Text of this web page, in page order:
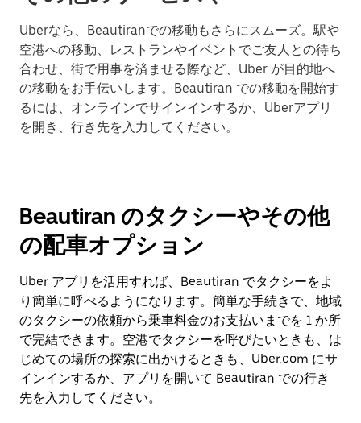
Uberなら、Beautiranでの移動もさらにスムーズ。駅や
空港への移動、レストランやイベントでご友人との待ち
合わせ、街で用事を済ませる際など、Uber が目的地へ
の移動をお手伝いします。Beautiran での移動を開始す
るには、オンラインでサインインするか、Uberアプリ
を開き、行き先を入力してください。
Beautiran のタクシーやその他
の配車オプション
Uber アプリを活用すれば、Beautiran でタクシーをよ
り簡単に呼べるようになります。簡単な手続きで、地域
のタクシーの依頼から乗車料金のお支払いまでを 1 か所
で完結できます。空港でタクシーを呼びたいときも、は
じめての場所の探索に出かけるときも、Uber.com にサ
インインするか、アプリを開いて Beautiran での行き
先を入力してください。